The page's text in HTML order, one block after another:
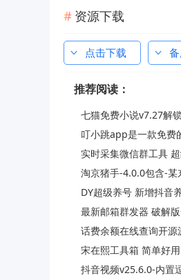
资源下载
点击下载
推荐阅读：
七猫免费小说v7.27解
叮小跳app是一款免费
实时采集微信群工具 超
淘京猪手-4.0.0包含-
DY超级养号 新增抖音
最新邮箱群发器 破解
话费余额在线查询开源
宋在熙工具箱 简单好
抖音视频v25.6.0-内置